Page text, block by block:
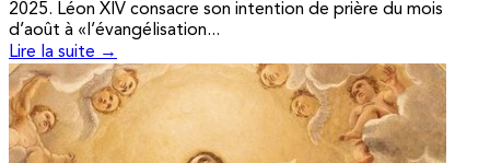
2025. Léon XIV consacre son intention de prière du mois
d’août à «l’évangélisation...
Lire la suite →